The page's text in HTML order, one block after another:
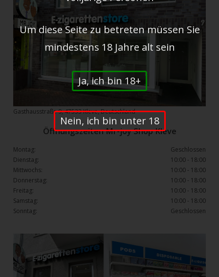
Gasthausstraße 9, 47533 Kleve, Deutschland
Öffnungszeiten Mr-joy Shop Kleve
Montag:
Geschlossen
Dienstag:
10:00 - 18:00
Mittwochs:
10:00 - 18:00
Donnerstag:
10:00 - 18:00
Freitag:
10:00 - 18:00
Samstag:
10:00 - 18:00
Sonntag:
Geschlossen
Um diese Seite zu betreten müssen Sie
mindestens 18 Jahre alt sein
Ja, ich bin 18+
Nein, ich bin unter 18